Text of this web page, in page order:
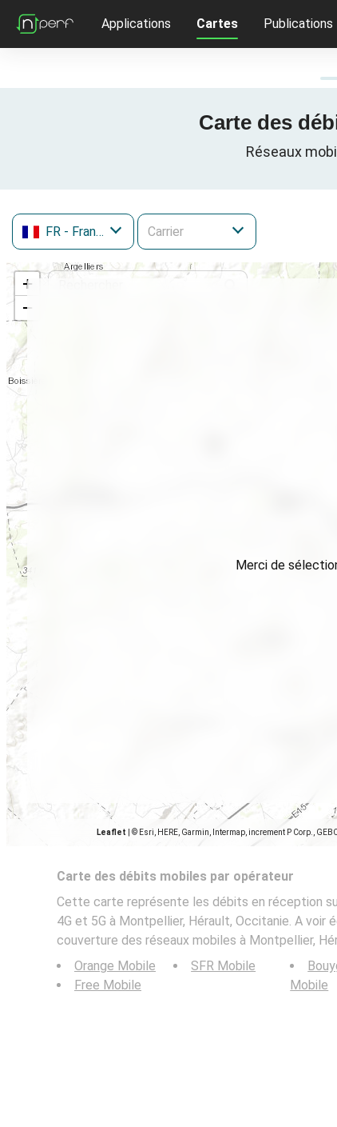
Applications Cartes Publications
Carte des
Réseaux
FR - France
+
−
Leaflet © Esri, HERE, Garmin, Intermap, increment P Corp.,
Merci de
Carte des débits mobiles par opérateur
Cette carte représente les débits en réception
4G et 5G à Montpellier, Hérault, Occitanie. A voir
couverture des réseaux mobiles à Montpellier,
Orange Mobile
Free Mobile
SFR Mobile
Mobile